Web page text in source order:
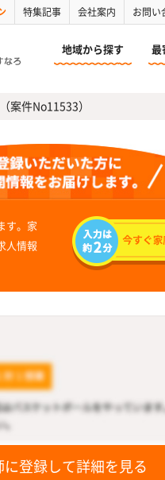
特集記事 会社案内 お問い
地域から探す 最
案件No11533）
す。家
人情報
に登録して詳細を見る